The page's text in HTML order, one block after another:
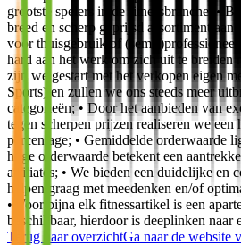
grootste spelers in de fitnessbranche; •
breed en scherp geprijsd assortiment aan
voor thuisgebruik of (semi-
hard aan het werk om zich uit te breiden
zijn we gestart met het verkopen eigen
Sports) en zullen we ons steeds meer
categorieën; • Door het aanbieden van
tegen scherpen prijzen realiseren we
percentage; • Gemiddelde orderwaarde
hoge orderwaarde betekent een
affiliates; • We bieden een duidelijke en
helpen graag met meedenken en/of
• Voor bijna elk fitnessartikel is een
beschikbaar, hierdoor is deeplinken naar
Terug naar overzichtGa naar de website